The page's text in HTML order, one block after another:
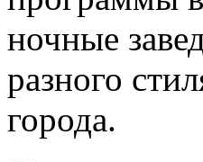
ночные
разного
города.